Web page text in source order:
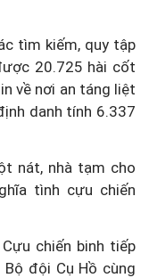
tìm kiếm, quy tập
20.725 hài cốt
về nơi an táng liệt
danh tính 6.337
nát, nhà tạm cho
tình cựu chiến
chiến binh tiếp
đội Cụ Hồ cùng